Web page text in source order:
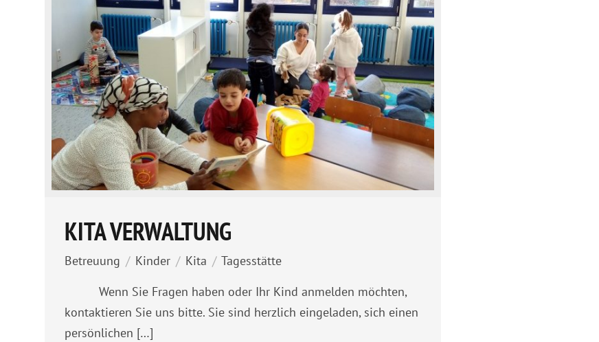
KITA VERWALTUNG
Betreuung / Kinder / Kita / Tagesstätte
Wenn Sie Fragen haben oder Ihr Kind anmelden möchten,
kontaktieren Sie uns bitte. Sie sind herzlich eingeladen, sich einen
persönlichen […]